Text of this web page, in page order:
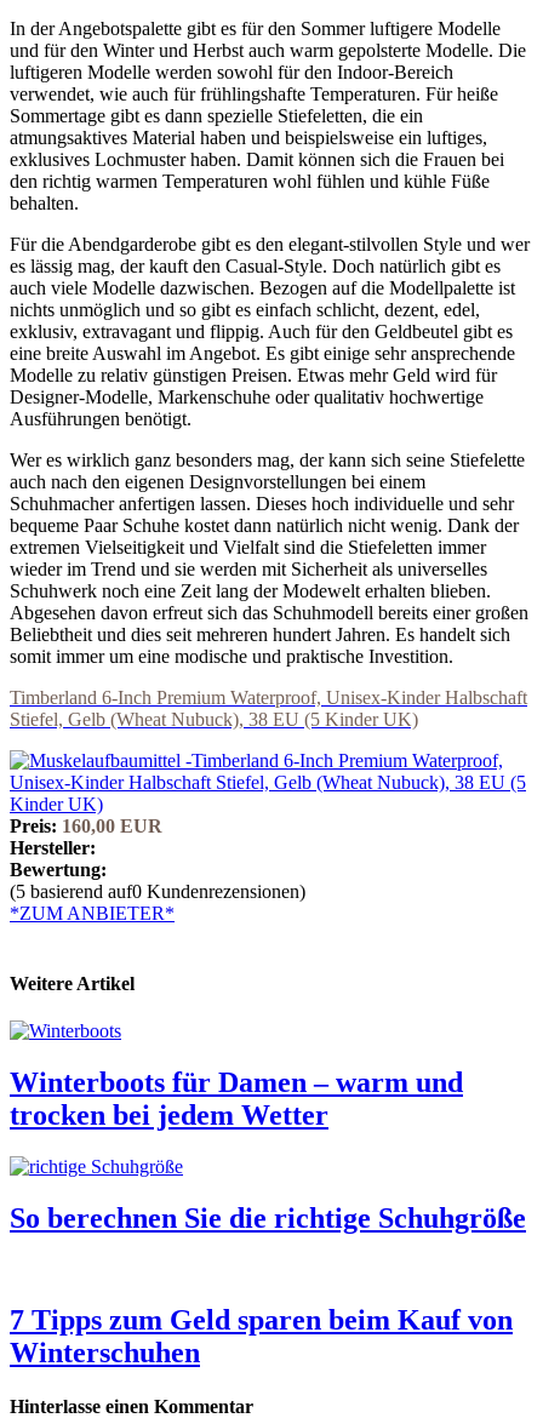
In der Angebotspalette gibt es für den Sommer luftigere Modelle
und für den Winter und Herbst auch warm gepolsterte Modelle. Die
luftigeren Modelle werden sowohl für den Indoor-Bereich
verwendet, wie auch für frühlingshafte Temperaturen. Für heiße
Sommertage gibt es dann spezielle Stiefeletten, die ein
atmungsaktives Material haben und beispielsweise ein luftiges,
exklusives Lochmuster haben. Damit können sich die Frauen bei
den richtig warmen Temperaturen wohl fühlen und kühle Füße
behalten.
Für die Abendgarderobe gibt es den elegant-stilvollen Style und wer
es lässig mag, der kauft den Casual-Style. Doch natürlich gibt es
auch viele Modelle dazwischen. Bezogen auf die Modellpalette ist
nichts unmöglich und so gibt es einfach schlicht, dezent, edel,
exklusiv, extravagant und flippig. Auch für den Geldbeutel gibt es
eine breite Auswahl im Angebot. Es gibt einige sehr ansprechende
Modelle zu relativ günstigen Preisen. Etwas mehr Geld wird für
Designer-Modelle, Markenschuhe oder qualitativ hochwertige
Ausführungen benötigt.
Wer es wirklich ganz besonders mag, der kann sich seine Stiefelette
auch nach den eigenen Designvorstellungen bei einem
Schuhmacher anfertigen lassen. Dieses hoch individuelle und sehr
bequeme Paar Schuhe kostet dann natürlich nicht wenig. Dank der
extremen Vielseitigkeit und Vielfalt sind die Stiefeletten immer
wieder im Trend und sie werden mit Sicherheit als universelles
Schuhwerk noch eine Zeit lang der Modewelt erhalten blieben.
Abgesehen davon erfreut sich das Schuhmodell bereits einer großen
Beliebtheit und dies seit mehreren hundert Jahren. Es handelt sich
somit immer um eine modische und praktische Investition.
Timberland 6-Inch Premium Waterproof, Unisex-Kinder Halbschaft
Stiefel, Gelb (Wheat Nubuck), 38 EU (5 Kinder UK)
Preis: 160,00 EUR
Hersteller:
Bewertung:
(5 basierend auf0 Kundenrezensionen)
*ZUM ANBIETER*
Weitere Artikel
Winterboots für Damen – warm und
trocken bei jedem Wetter
So berechnen Sie die richtige Schuhgröße
7 Tipps zum Geld sparen beim Kauf von
Winterschuhen
Hinterlasse einen Kommentar